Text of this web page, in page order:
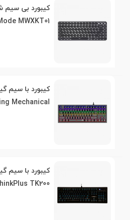
MWXKT01
Mechanical
کیبورد با سیم
TK200